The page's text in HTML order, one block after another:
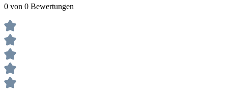
0 von 0 Bewertungen